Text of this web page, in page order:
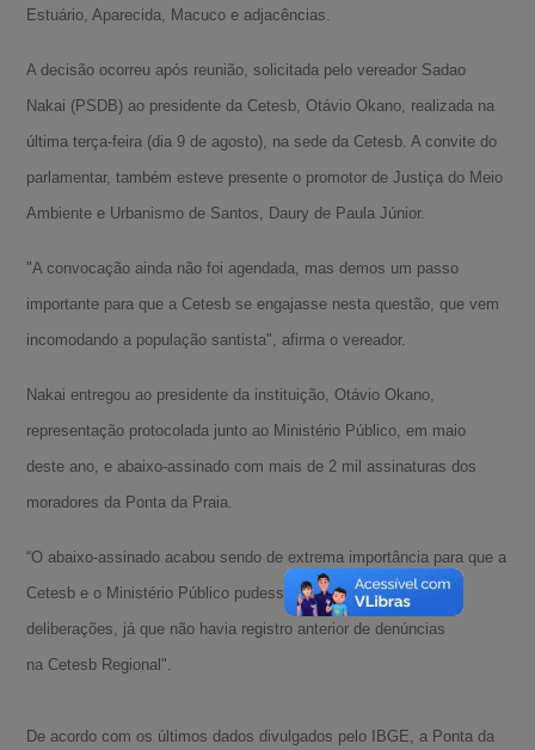
Estuário, Aparecida, Macuco e adjacências.
A decisão ocorreu após reunião, solicitada pelo vereador Sadao
Nakai (PSDB) ao presidente da Cetesb, Otávio Okano, realizada na
última terça-feira (dia 9 de agosto), na sede da Cetesb. A convite do
parlamentar, também esteve presente o promotor de Justiça do Meio
Ambiente e Urbanismo de Santos, Daury de Paula Júnior.
"A convocação ainda não foi agendada, mas demos um passo
importante para que a Cetesb se engajasse nesta questão, que vem
incomodando a população santista", afirma o vereador.
Nakai entregou ao presidente da instituição, Otávio Okano,
representação protocolada junto ao Ministério Público, em maio
deste ano, e abaixo-assinado com mais de 2 mil assinaturas dos
moradores da Ponta da Praia.
“O abaixo-assinado acabou sendo de extrema importância para que a
Cetesb e o Ministério Público pudessem encaminhar as
deliberações, já que não havia registro anterior de denúncias
na Cetesb Regional".
De acordo com os últimos dados divulgados pelo IBGE, a Ponta da